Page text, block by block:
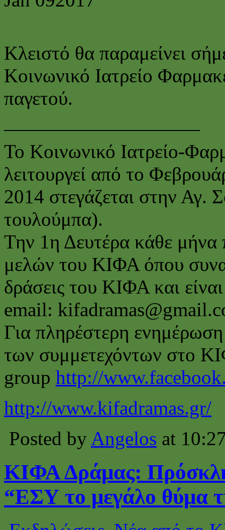
Κλειστό θα παραμείνει
Κοινωνικό Ιατρείο
παγετού.
——————————
Το Κοινωνικό Ιατρείο-
λειτουργεί από το
2014 στεγάζεται στην Αγ.
τουλούμπα).
Την 1η Δευτέρα κάθε μήνα
μελών του ΚΙΦΑ όπου
δράσεις του ΚΙΦΑ και
email:
Για πληρέστερη ενημέρωση
των συμμετεχόντων στο
group http://
http://www.kifadramas.gr/
Posted by Angelos at
ΚΙΦΑ Δράμας:
“ΕΣΥ το μεγάλο θύμα